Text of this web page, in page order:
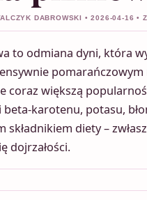
DABROWSKI • 2026-04-16 •
to odmiana dyni, która
coraz większą
beta-karotenu, potasu,
składnikiem diety –
dojrzałości.